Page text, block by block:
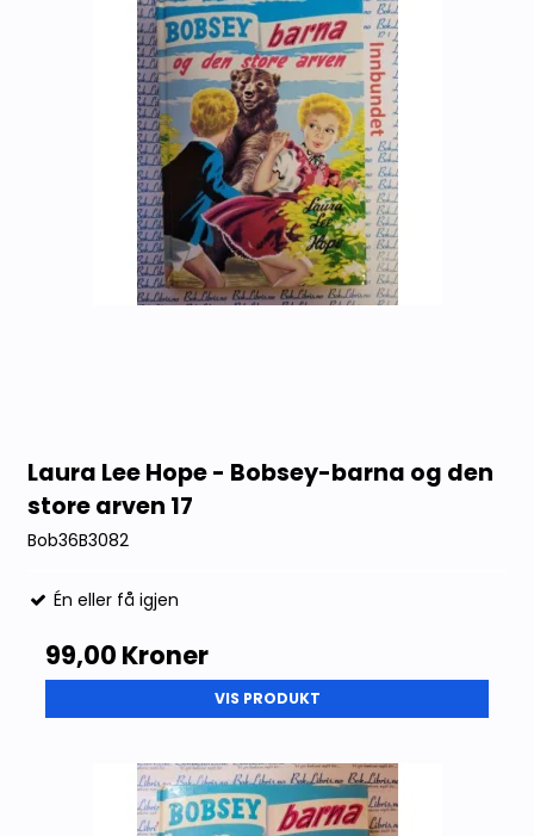
Laura Lee Hope - Bobsey-barna og den
store arven 17
Bob36B3082
Én eller få igjen
99,00 Kroner
VIS PRODUKT